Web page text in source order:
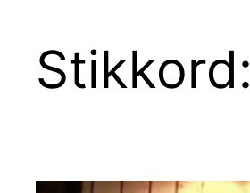
Stikkord: